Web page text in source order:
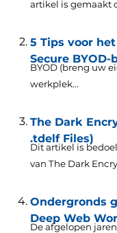
artikel is gemaakt
5 Tips voor
Secure BYOD-
BYOD (breng uw
werkplek...
The Dark
.tdelf Files)
Dit artikel is
van The Dark
Ondergronds
Deep Web
De afgelopen